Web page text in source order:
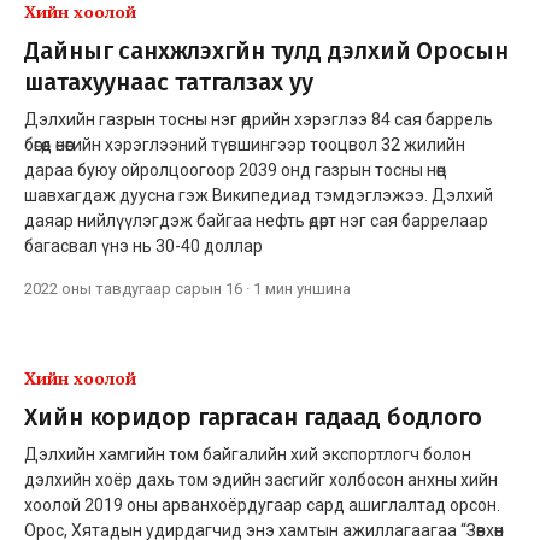
Хийн хоолой
Дайныг санхүүжүүлэхгүйн тулд дэлхий Оросын
шатахуунаас татгалзах уу
Дэлхийн газрын тосны нэг өдрийн хэрэглээ 84 сая баррель
бөгөөд өнөөгийн хэрэглээний түвшингээр тооцвол 32 жилийн
дараа буюу ойролцоогоор 2039 онд газрын тосны нөөц
шавхагдаж дуусна гэж Википедиад тэмдэглэжээ. Дэлхий
даяар нийлүүлэгдэж байгаа нефть өдөрт нэг сая баррелаар
багасвал үнэ нь 30-40 доллар
2022 оны тавдугаар сарын 16 · 1 мин уншина
Хийн хоолой
Хийн коридор гаргасан гадаад бодлого
Дэлхийн хамгийн том байгалийн хий экспортлогч болон
дэлхийн хоёр дахь том эдийн засгийг холбосон анхны хийн
хоолой 2019 оны арванхоёрдугаар сард ашиглалтад орсон.
Орос, Хятадын удирдагчид энэ хамтын ажиллагаагаа “Зөвхөн